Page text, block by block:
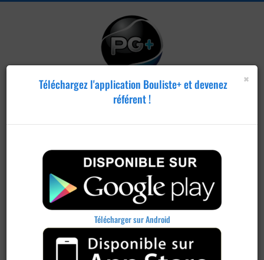
concours
×
Téléchargez l'application Bouliste+ et devenez
référent !
Télécharger sur Android